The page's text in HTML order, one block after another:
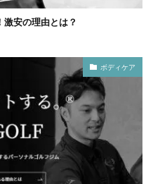
激安の理由とは？
ボディケア